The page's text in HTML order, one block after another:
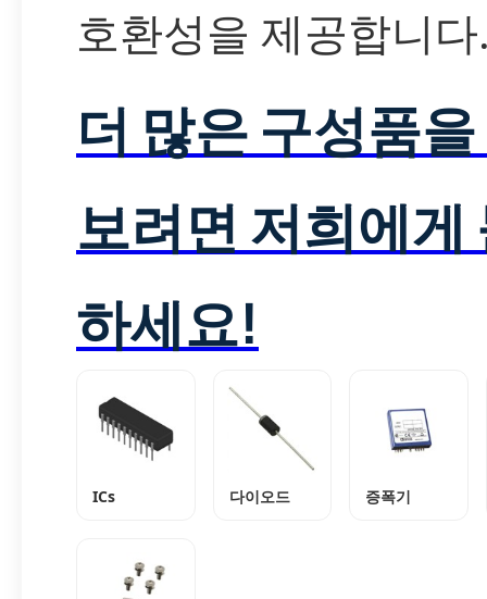
호환성을 제공합니
더 많은 구성품
보려면 저희에게
하세요!
ICs 다이오드 증폭기